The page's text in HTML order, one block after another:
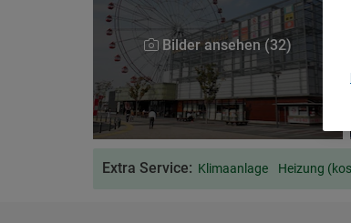
Bilder ansehen (32)
Extra Service: Klimaanlage Heizung